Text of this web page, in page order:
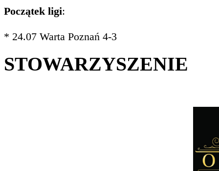
Początek ligi:
* 24.07 Warta Poznań 4-3
STOWARZYSZENIE